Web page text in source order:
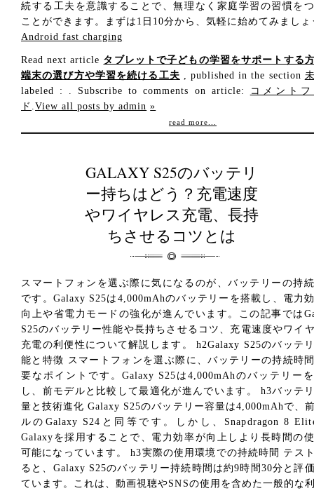
続する工夫を意識することで、無理なく家庭学習の習慣を
ことができます。まずは1日10分から、気軽に始めてみましょ
Android fast charging
Read next article タブレットで子どもの学習をサポートする
端末の選び方や学習を続ける工夫 , published in the section
labeled : . Subscribe to comments on article:
コメント
ド .View all posts by admin »
read more...
GALAXY S25のバッテリ
ー持ちはどう？充電速度
やワイヤレス充電、長持
ちさせるコツとは
スマートフォンを選ぶ際に気になるのが、バッテリーの持
です。Galaxy S25は4,000mAhのバッテリーを搭載し、電力
向上や省電力モードの強化が進んでいます。この記事では
S25のバッテリー性能や長持ちさせるコツ、充電速度やワイ
充電の利便性について解説します。 h2Galaxy S25のバッテ
能と特徴 スマートフォンを選ぶ際に、バッテリーの持続時
要なポイントです。Galaxy S25は4,000mAhのバッテリー
し、前モデルと比較して最適化が進んでいます。 h3バッテ
量と技術進化 Galaxy S25のバッテリー容量は4,000mAhで、
ルのGalaxy S24と同等です。しかし、Snapdragon 8
Galaxyを採用することで、電力効率が向上しより長時間の
可能になっています。 h3実際の使用環境での持続時間 テス
ると、Galaxy S25のバッテリー持続時間は約9時間30分と評
ています。これは、動画視聴やSNSの使用を含めた一般的な